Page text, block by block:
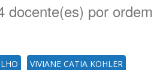
docente(es) por ordem
VIVIANE CATIA KOHLER